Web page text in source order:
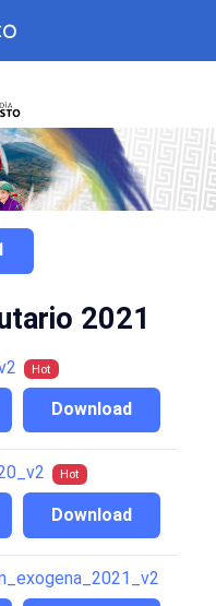
2021
Hot
Download
Hot
Download